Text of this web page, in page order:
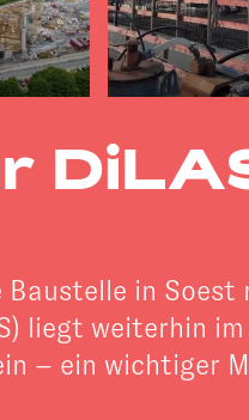
in
liegt weiterhin
– ein wichtiger